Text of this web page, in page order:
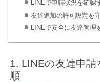
LINEで申請状況を確認
友達追加の許可設定を
LINEで安全に友達管理
LINEの友達申
順